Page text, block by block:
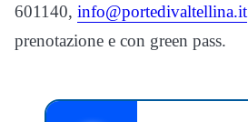
601140, info@portedivaltellina.it
prenotazione e con green pass.